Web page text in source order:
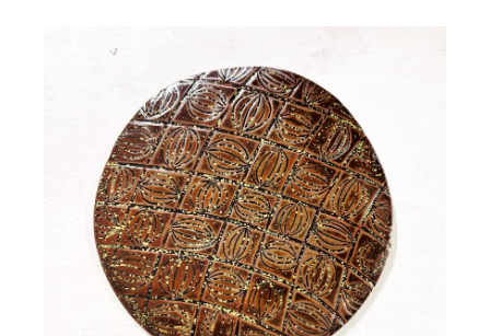
Plaque murale déco TANOH
115,00€